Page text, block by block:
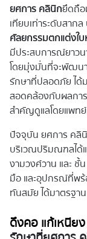
ยศการ คลินิกยึดถือ
เทียบเท่าระดับสากล
ศัลยกรรมตกแต่งใบ
มีประสบการณ์ยาว
โดยมุ่งมั่นที่จะพัฒน
รักษาที่ปลอดภัย ได้
สอดคล้องกับผลกา
สำคัญดูแลโดยแพท
ปัจจุบัน ยศการ คลินิ
บริเวณปริมณฑลได้
งามวงศ์วาน และ ชั้
มือ และอุปกรณ์ที่พร้
ทันสมัย ได้มาตรฐา
ดึงคอ แก้เหนียง